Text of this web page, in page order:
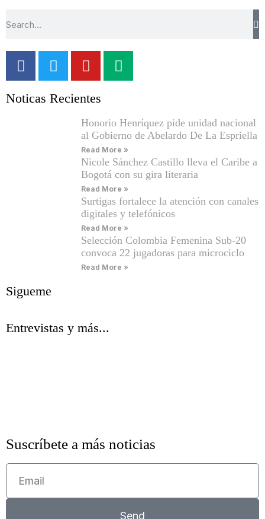
Noticas Recientes
Honorio Henríquez pide unidad nacional
al Gobierno de Abelardo De La Espriella
Read More »
Nicole Sánchez Castillo lleva el Caribe a
Bogotá con su gira literaria
Read More »
Surtigas fortalece la atención con canales
digitales y telefónicos
Read More »
Selección Colombia Femenina Sub-20
convoca 22 jugadoras para microciclo
Read More »
Sigueme
Entrevistas y más...
Suscríbete a más noticias
Send